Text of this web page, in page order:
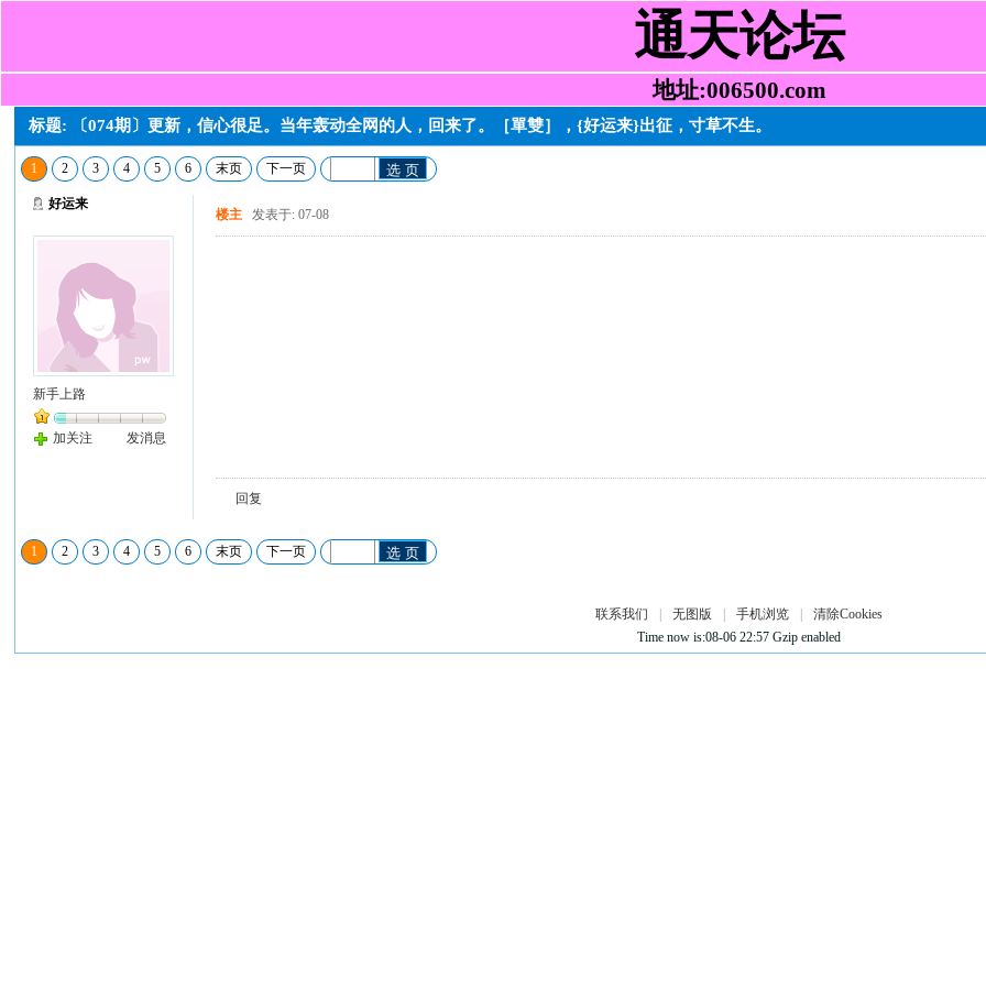
通天论坛
地址:006500.com
标题: 〔074期〕更新，信心很足。当年轰动全网的人，回来了。［單雙］，{好运来}出征，寸草不生。
1 2 3 4 5 6 末页 下一页 选 页
好运来
新手上路
加关注 发消息
楼主 发表于: 07-08
回复
1 2 3 4 5 6 末页 下一页 选 页
联系我们 无图版 手机浏览
清除Cookies
Time now is:08-06 22:57 Gzip enabled